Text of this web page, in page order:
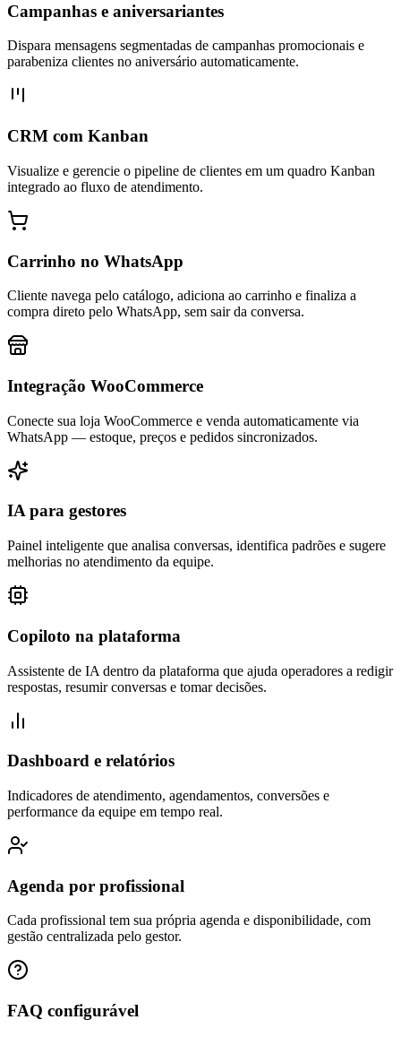
Campanhas e aniversariantes
Dispara mensagens segmentadas de campanhas promocionais e
parabeniza clientes no aniversário automaticamente.
CRM com Kanban
Visualize e gerencie o pipeline de clientes em um quadro Kanban
integrado ao fluxo de atendimento.
Carrinho no WhatsApp
Cliente navega pelo catálogo, adiciona ao carrinho e finaliza a
compra direto pelo WhatsApp, sem sair da conversa.
Integração WooCommerce
Conecte sua loja WooCommerce e venda automaticamente via
WhatsApp — estoque, preços e pedidos sincronizados.
IA para gestores
Painel inteligente que analisa conversas, identifica padrões e sugere
melhorias no atendimento da equipe.
Copiloto na plataforma
Assistente de IA dentro da plataforma que ajuda operadores a redigir
respostas, resumir conversas e tomar decisões.
Dashboard e relatórios
Indicadores de atendimento, agendamentos, conversões e
performance da equipe em tempo real.
Agenda por profissional
Cada profissional tem sua própria agenda e disponibilidade, com
gestão centralizada pelo gestor.
FAQ configurável